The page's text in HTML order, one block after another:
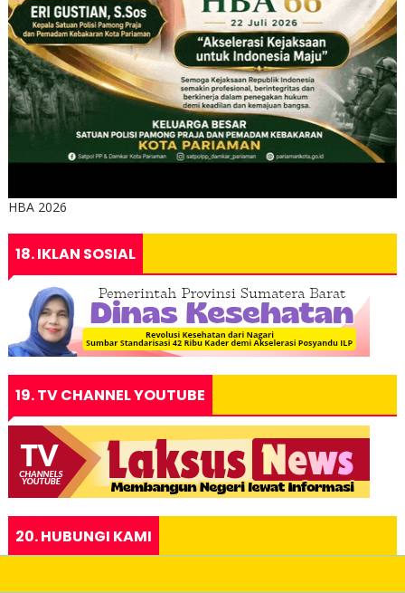
HBA 2026
18. IKLAN SOSIAL
19. TV CHANNEL YOUTUBE
20. HUBUNGI KAMI